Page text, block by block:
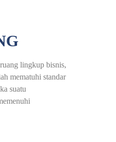
lingkup bisnis,
mematuhi standar
suatu